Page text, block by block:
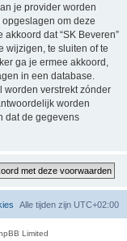
je provider worden
om deze
dat “SK Beveren”
wijzigen, te sluiten of te
ga je ermee akkoord,
in een database.
worden verstrekt zónder
worden
dat de gegevens
Alle tijden zijn UTC+02:00
Limited